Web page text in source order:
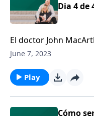
Dia 4 de
El doctor John
hijos pueden ser
transmitirles algo de
June 7, 2023
Play
Cómo